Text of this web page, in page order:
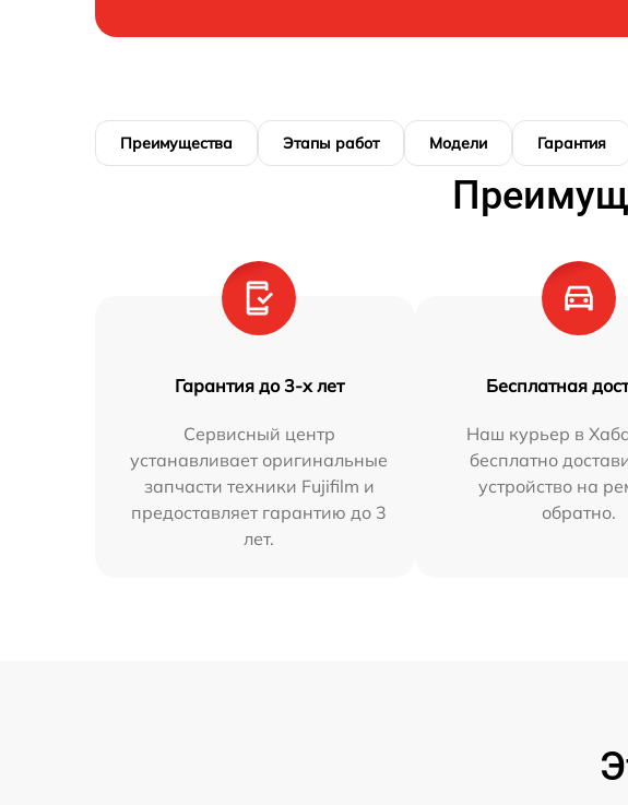
Преимущества Этапы работ Модели Гарантия
Гарантия до 3-х лет
Сервисный центр
устанавливает оригинальные
запчасти техники Fujifilm и
предоставляет гарантию до 3
лет.
Бесплатная
Наш курьер в
бесплатно
устройство на
обратно.